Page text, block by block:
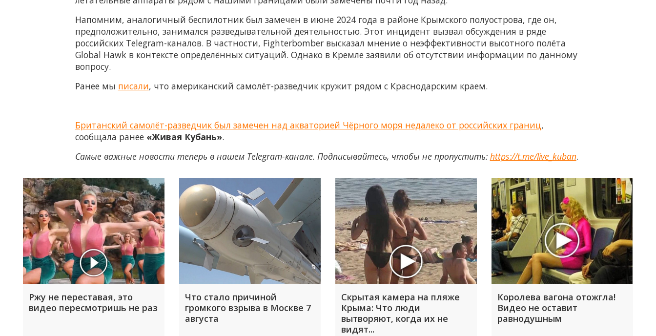
Напомним, аналогичный беспилотник был замечен в июне 2024 года в районе Крымского полуострова, где он,
предположительно, занимался разведывательной деятельностью. Этот инцидент вызвал обсуждения в ряде
российских Telegram-каналов. В частности, Fighterbomber высказал мнение о неэффективности высотного полёта
Global Hawk в контексте определённых ситуаций. Однако в Кремле заявили об отсутствии информации по данному
вопросу.
Ранее мы писали, что американский самолёт-разведчик кружит рядом с Краснодарским краем.
Британский самолёт-разведчик был замечен над акваторией Чёрного моря недалеко от российских границ,
сообщала ранее «Живая Кубань».
Самые важные новости теперь в нашем Telegram-канале. Подписывайтесь, чтобы не пропустить: https://t.me/live_kuban.
Ржу не переставая, это
видео пересмотришь не раз
Что стало причиной
громкого взрыва в Москве 7
августа
Скрытая камера на пляже
Крыма: Что люди
вытворяют, когда их не
видят...
Королева вагона отожгла!
Видео не оставит
равнодушным